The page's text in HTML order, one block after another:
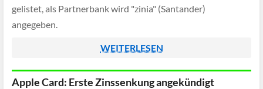
gelistet, als Partnerbank wird "zinia" (Santander)
angegeben.
WEITERLESEN
Apple Card: Erste Zinssenkung angekündigt